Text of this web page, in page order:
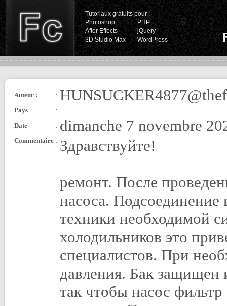
Tutoriaux gratuits pour :
Photoshop
PHP
After Effects
jQuery
3D Studio Max
WordPress
Auteur : :
Pays
:
Date
: dimanche 7 novembre
Commentaire : Здравствуйте!
ремонт. После
насоса. Подсоединение
техники необходимой
холодильников это
специалистов. При
давления. Бак
так чтобы насос